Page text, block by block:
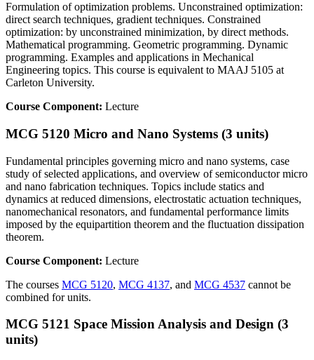
Formulation of optimization problems. Unconstrained optimization:
direct search techniques, gradient techniques. Constrained
optimization: by unconstrained minimization, by direct methods.
Mathematical programming. Geometric programming. Dynamic
programming. Examples and applications in Mechanical
Engineering topics. This course is equivalent to MAAJ 5105 at
Carleton University.
Course Component: Lecture
MCG 5120 Micro and Nano Systems (3 units)
Fundamental principles governing micro and nano systems, case
study of selected applications, and overview of semiconductor micro
and nano fabrication techniques. Topics include statics and
dynamics at reduced dimensions, electrostatic actuation techniques,
nanomechanical resonators, and fundamental performance limits
imposed by the equipartition theorem and the fluctuation dissipation
theorem.
Course Component: Lecture
The courses MCG 5120, MCG 4137, and MCG 4537 cannot be
combined for units.
MCG 5121 Space Mission Analysis and Design (3
units)